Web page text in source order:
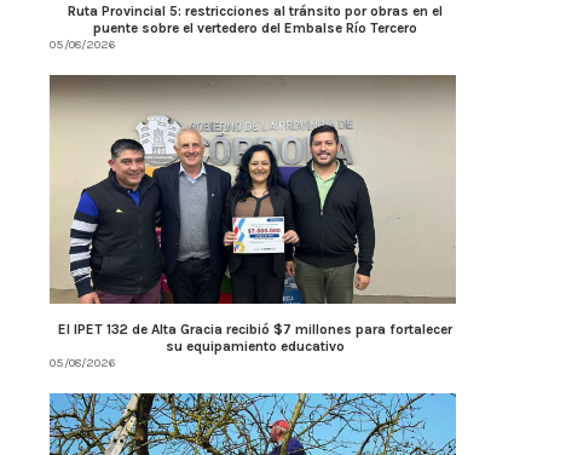
CONCLUIR TAREAS DE PODA
$3.500 millones
Ruta Provincial 5: restricciones al tránsito por obras en el
puente sobre el vertedero del Embalse Río Tercero
05/08/2026
El IPET 132 de Alta Gracia recibió $7 millones para fortalecer
su equipamiento educativo
05/08/2026